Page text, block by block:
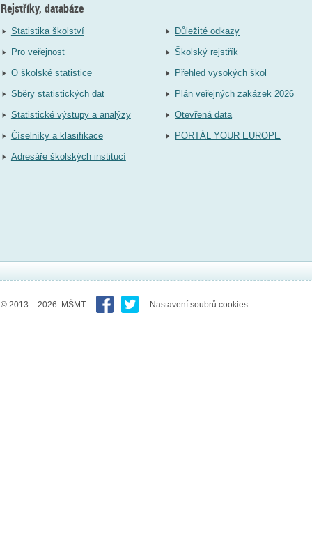
Rejstříky, databáze
Statistika školství
Pro veřejnost
O školské statistice
Sběry statistických dat
Statistické výstupy a analýzy
Číselníky a klasifikace
Adresáře školských institucí
Důležité odkazy
Školský rejstřík
Přehled vysokých škol
Plán veřejných zakázek 2026
Otevřená data
PORTÁL YOUR EUROPE
© 2013 – 2026 MŠMT Nastavení soubrů cookies